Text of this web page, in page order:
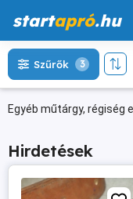
startapró.hu
Egyéb műtárgy, régiség
Szűrők 3
Hirdetések